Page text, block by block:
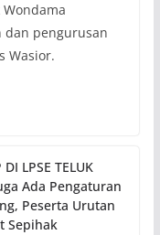
dan pengurusan
Wasior.
LPSE TELUK
Ada Pengaturan
Peserta Urutan
Sepihak